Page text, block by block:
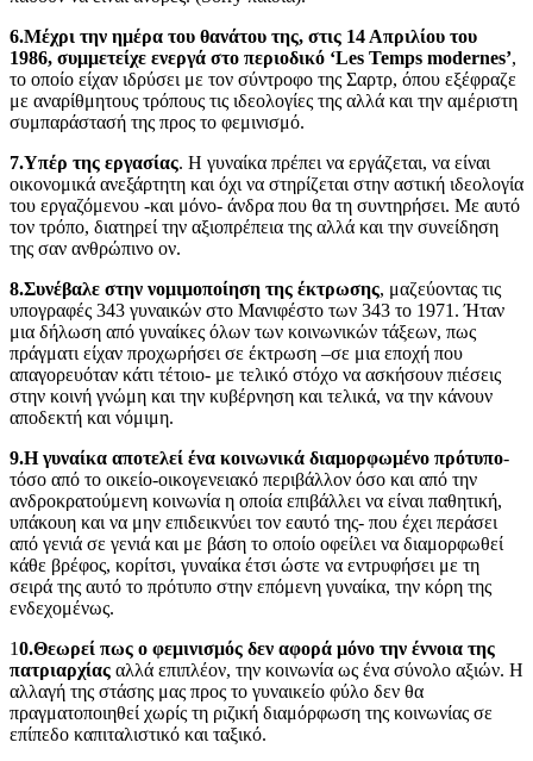
6.Μέχρι την ημέρα του θανάτου της, στις 14 Απριλίου του
1986, συμμετείχε ενεργά στο περιοδικό ‘Les Temps modernes’,
το οποίο είχαν ιδρύσει με τον σύντροφο της Σαρτρ, όπου εξέφραζε
με αναρίθμητους τρόπους τις ιδεολογίες της αλλά και την αμέριστη
συμπαράστασή της προς το φεμινισμό.
7.Υπέρ της εργασίας. Η γυναίκα πρέπει να εργάζεται, να είναι
οικονομικά ανεξάρτητη και όχι να στηρίζεται στην αστική ιδεολογία
του εργαζόμενου -και μόνο- άνδρα που θα τη συντηρήσει. Με αυτό
τον τρόπο, διατηρεί την αξιοπρέπεια της αλλά και την συνείδηση
της σαν ανθρώπινο ον.
8.Συνέβαλε στην νομιμοποίηση της έκτρωσης, μαζεύοντας τις
υπογραφές 343 γυναικών στο Μανιφέστο των 343 το 1971. Ήταν
μια δήλωση από γυναίκες όλων των κοινωνικών τάξεων, πως
πράγματι είχαν προχωρήσει σε έκτρωση –σε μια εποχή που
απαγορευόταν κάτι τέτοιο- με τελικό στόχο να ασκήσουν πιέσεις
στην κοινή γνώμη και την κυβέρνηση και τελικά, να την κάνουν
αποδεκτή και νόμιμη.
9.Η γυναίκα αποτελεί ένα κοινωνικά διαμορφωμένο πρότυπο-
τόσο από το οικείο-οικογενειακό περιβάλλον όσο και από την
ανδροκρατούμενη κοινωνία η οποία επιβάλλει να είναι παθητική,
υπάκουη και να μην επιδεικνύει τον εαυτό της- που έχει περάσει
από γενιά σε γενιά και με βάση το οποίο οφείλει να διαμορφωθεί
κάθε βρέφος, κορίτσι, γυναίκα έτσι ώστε να εντρυφήσει με τη
σειρά της αυτό το πρότυπο στην επόμενη γυναίκα, την κόρη της
ενδεχομένως.
10.Θεωρεί πως ο φεμινισμός δεν αφορά μόνο την έννοια της
πατριαρχίας αλλά επιπλέον, την κοινωνία ως ένα σύνολο αξιών. Η
αλλαγή της στάσης μας προς το γυναικείο φύλο δεν θα
πραγματοποιηθεί χωρίς τη ριζική διαμόρφωση της κοινωνίας σε
επίπεδο καπιταλιστικό και ταξικό.